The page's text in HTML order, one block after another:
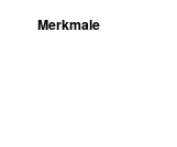
Merkmale